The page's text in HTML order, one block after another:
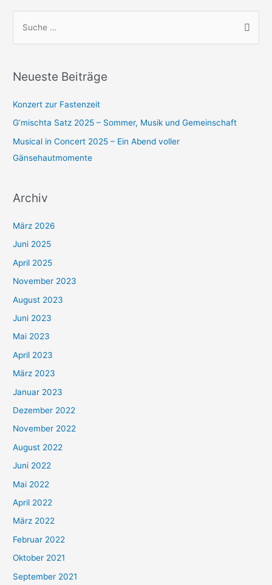
e
n
Neueste Beiträge
Konzert zur Fastenzeit
G’mischta Satz 2025 – Sommer, Musik und Gemeinschaft
Musical in Concert 2025 – Ein Abend voller
Gänsehautmomente
Archiv
März 2026
Juni 2025
April 2025
November 2023
August 2023
Juni 2023
Mai 2023
April 2023
März 2023
Januar 2023
Dezember 2022
November 2022
August 2022
Juni 2022
Mai 2022
April 2022
März 2022
Februar 2022
Oktober 2021
September 2021